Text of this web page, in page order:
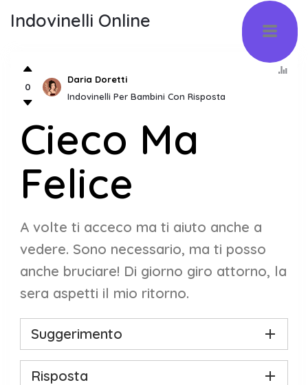
Indovinelli Online
0
Daria Doretti
Indovinelli Per Bambini Con Risposta
Cieco Ma
Felice
A volte ti acceco ma ti aiuto anche a
vedere. Sono necessario, ma ti posso
anche bruciare! Di giorno giro attorno, la
sera aspetti il mio ritorno.
Suggerimento
Risposta